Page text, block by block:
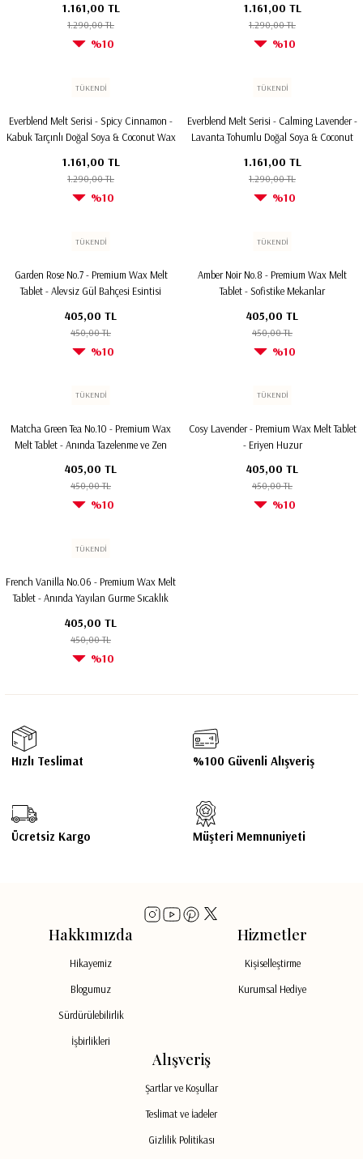
%10
1.161,00 TL
1.290,00 TL
%10
1.161,00 TL
1.290,00 TL
TÜKENDİ
Everblend Melt Serisi - Spicy Cinnamon -
Kabuk Tarçınlı Doğal Soya & Coconut Wax
%10
1.161,00 TL
1.290,00 TL
TÜKENDİ
Everblend Melt Serisi - Calming Lavender -
Lavanta Tohumlu Doğal Soya & Coconut
%10
1.161,00 TL
1.290,00 TL
TÜKENDİ
Garden Rose No.7 - Premium Wax Melt
Tablet - Alevsiz Gül Bahçesi Esintisi
%10
405,00 TL
450,00 TL
TÜKENDİ
Amber Noir No.8 - Premium Wax Melt
Tablet - Sofistike Mekanlar
%10
405,00 TL
450,00 TL
TÜKENDİ
Matcha Green Tea No.10 - Premium Wax
Melt Tablet - Anında Tazelenme ve Zen
%10
405,00 TL
450,00 TL
TÜKENDİ
Cosy Lavender - Premium Wax Melt Tablet
- Eriyen Huzur
%10
405,00 TL
450,00 TL
TÜKENDİ
French Vanilla No.06 - Premium Wax Melt
Tablet - Anında Yayılan Gurme Sıcaklık
%10
405,00 TL
450,00 TL
Hızlı Teslimat %100 Güvenli Alışveriş
Ücretsiz Kargo Müşteri Memnuniyeti
Hakkımızda
Hikayemiz
Blogumuz
Sürdürülebilirlik
İşbirlikleri
Hizmetler
Kişiselleştirme
Kurumsal Hediye
Alışveriş
Şartlar ve Koşullar
Teslimat ve İadeler
Gizlilik Politikası